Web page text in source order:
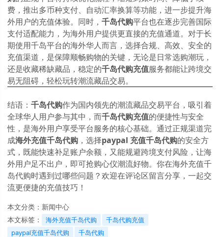
费，推出多币种支付、自动汇率换算等功能，进一步提升海
外用户的充值体验。同时， 千岛代购平台也在逐步完善国际
支付适配能力，为海外用户提供更直接的充值通道。对于长
期使用千岛平台的海外华人而言，选择合规、高效、安全的
充值渠道，是保障顺畅购物的关键，无论是日常选购潮玩，
还是收藏稀缺藏品，稳定的千岛代购充值服务都能让跨境交
易无阻碍，轻松玩转潮流藏品交易。
结语： 千岛代购作为国内领先的潮流藏品交易平台，吸引着
全球华人用户参与其中，而千岛代购充值的便捷性与安全
性，是海外用户享受平台服务的核心基础。通过正规渠道完
成海外充值千岛代购 ，选择paypal 充值千岛代购的安全方
式，既能快速补足账户余额，又能规避跨境支付风险，让海
外用户足不出户，即可抢购心仪潮流好物。你在海外充值千
岛代购时遇到过哪些问题？欢迎在评论区留言分享，一起交
流更便捷的充值技巧！
本文分类： 新闻中心
本文标签：
海外充值千岛代购
千岛代购充值
paypal充值千岛代购
千岛代购